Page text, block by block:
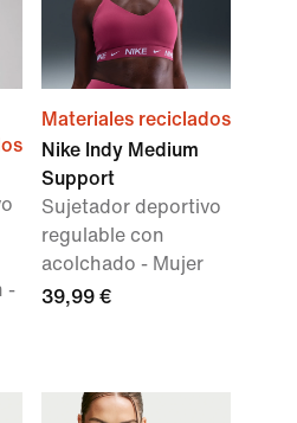
-
Materiales reciclados
Nike Indy Medium
Support
Sujetador deportivo
regulable con
acolchado - Mujer
39,99 €